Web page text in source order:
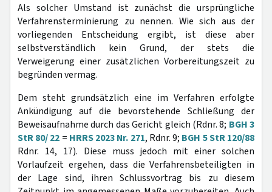
Als solcher Umstand ist zunächst die ursprüngliche
Verfahrensterminierung zu nennen. Wie sich aus der
vorliegenden Entscheidung ergibt, ist diese aber
selbstverständlich kein Grund, der stets die
Verweigerung einer zusätzlichen Vorbereitungszeit zu
begründen vermag.
Dem steht grundsätzlich eine im Verfahren erfolgte
Ankündigung auf die bevorstehende Schließung der
Beweisaufnahme durch das Gericht gleich (Rdnr. 8; BGH 3
StR 80/ 22 = HRRS 2023 Nr. 271, Rdnr. 9; BGH 5 StR 120/88
Rdnr. 14, 17). Diese muss jedoch mit einer solchen
Vorlaufzeit ergehen, dass die Verfahrensbeteiligten in
der Lage sind, ihren Schlussvortrag bis zu diesem